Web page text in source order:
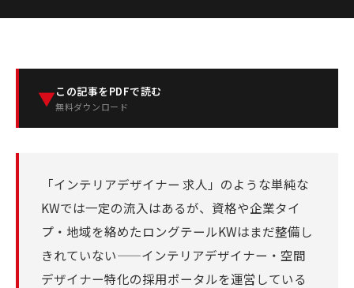
▼この記事をPDFで読む
無料ダウンロード
「インテリアデザイナー 求人」のような単純な
KWでは一定の流入はあるが、資格や企業タイ
プ・地域を絡めたロングテールKWはまだ整備し
きれていない——インテリアデザイナー・空間
デザイナー特化の採用ポータルを運営している